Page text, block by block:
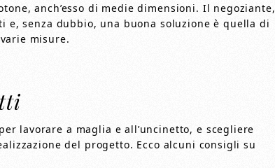
anch’esso di medie dimensioni. Il negoziante,
senza dubbio, una buona soluzione è quella di
misure.
lavorare a maglia e all’uncinetto, e scegliere
del progetto. Ecco alcuni consigli su